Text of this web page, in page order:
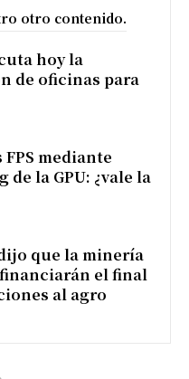
otro contenido.
hoy la
de oficinas para
mediante
la GPU: ¿vale la
que la minería
el final
al agro